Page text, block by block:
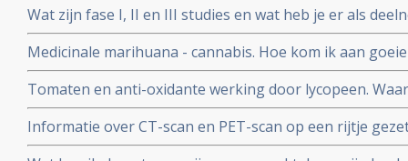
Wat zijn fase I, II en III studies en wat heb je er als
Medicinale marihuana - cannabis. Hoe kom ik aan
het antwoord.
Tomaten en anti-oxidante werking door lycopeen.
beter dan ongekookt?
Informatie over CT-scan en PET-scan op een rijtje
nadelen van contrastvloeistof